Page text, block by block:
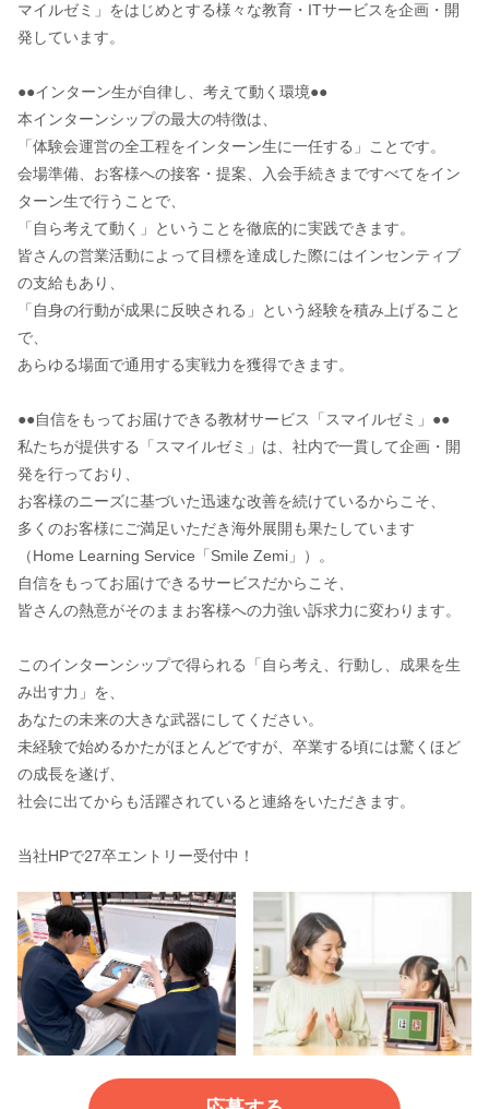
マイルゼミ」をはじめとする様々な教育・ITサービスを企画・開
発しています。
●●インターン生が自律し、考えて動く環境●●
本インターンシップの最大の特徴は、
「体験会運営の全工程をインターン生に一任する」ことです。
会場準備、お客様への接客・提案、入会手続きまですべてをイン
ターン生で行うことで、
「自ら考えて動く」ということを徹底的に実践できます。
皆さんの営業活動によって目標を達成した際にはインセンティブ
の支給もあり、
「自身の行動が成果に反映される」という経験を積み上げること
で、
あらゆる場面で通用する実戦力を獲得できます。
●●自信をもってお届けできる教材サービス「スマイルゼミ」●●
私たちが提供する「スマイルゼミ」は、社内で一貫して企画・開
発を行っており、
お客様のニーズに基づいた迅速な改善を続けているからこそ、
多くのお客様にご満足いただき海外展開も果たしています
（Home Learning Service「Smile Zemi」）。
自信をもってお届けできるサービスだからこそ、
皆さんの熱意がそのままお客様への力強い訴求力に変わります。
このインターンシップで得られる「自ら考え、行動し、成果を生
み出す力」を、
あなたの未来の大きな武器にしてください。
未経験で始めるかたがほとんどですが、卒業する頃には驚くほど
の成長を遂げ、
社会に出てからも活躍されていると連絡をいただきます。
当社HPで27卒エントリー受付中！